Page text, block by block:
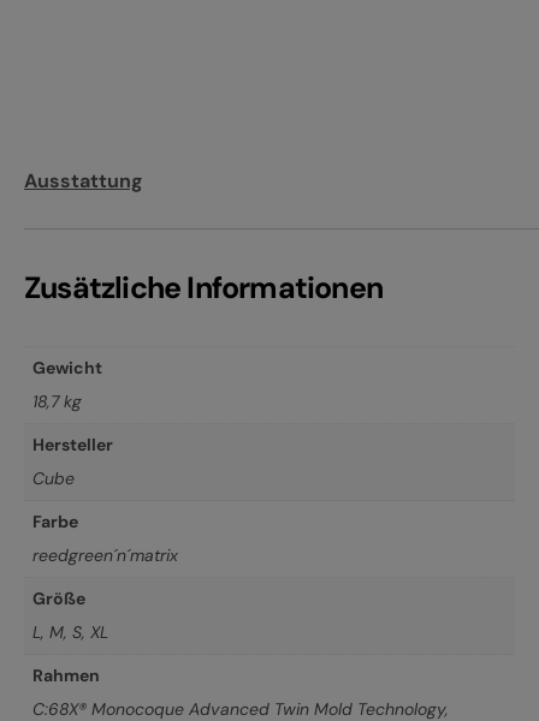
Ausstattung
Zusätzliche Informationen
Gewicht
18,7 kg
Hersteller
Cube
Farbe
reedgreen´n´matrix
Größe
L, M, S, XL
Rahmen
C:68X® Monocoque Advanced Twin Mold Technology,